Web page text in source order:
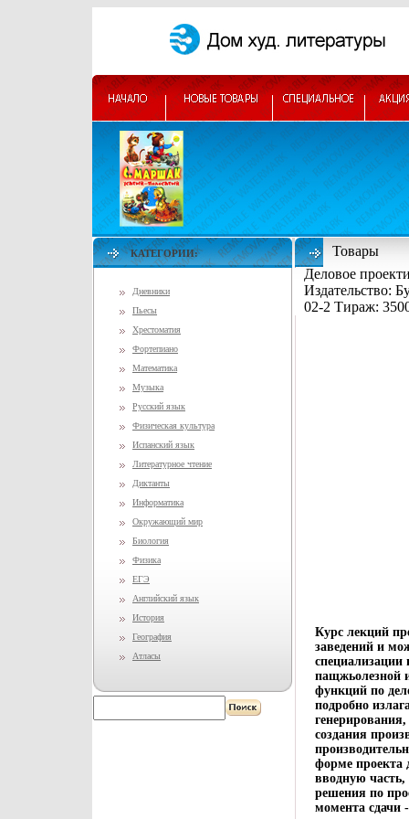
КАТЕГОРИИ:
Дневники
Пьесы
Хрестоматия
Фортепиано
Математика
Музыка
Русский язык
Физическая культура
Испанский язык
Литературное чтение
Диктанты
Информатика
Окружающий мир
Биология
Физика
ЕГЭ
Английский язык
История
География
Атласы
Товары
Деловое
Издательство:
02-2 Тираж:
Курс лекций
заведений и
пащжьолезной
функций по
подробно
создания
форме проекта
вводную часть,
решения по
момента сдачи